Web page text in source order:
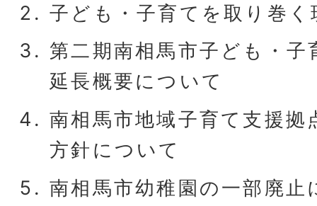
子ども・子育てを取り巻
第二期南相馬市子ども・子
延長概要について
南相馬市地域子育て支援拠
方針について
南相馬市幼稚園の一部廃